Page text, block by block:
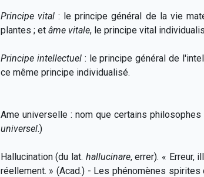
Principe vital: le principe général de la vie
plantes ; et âme vitale, le principe vital
Principe intellectuel: le principe général de
ce même principe individualisé.
Ame universelle: nom que certains philosophes
universel.)
Hallucination (du lat. hallucinare, errer). « Erreur,
réellement. » (Acad.) - Les phénomènes